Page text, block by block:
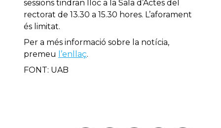
sessions tindran lloc a la Sala d’Actes del
rectorat de 13.30 a 15.30 hores. L’aforament
és limitat.
Per a més informació sobre la notícia,
premeu
l’enllaç.
FONT: UAB